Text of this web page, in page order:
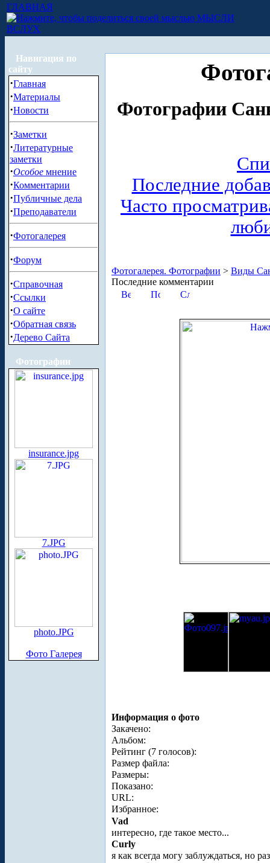
ГЛАВНАЯ
МЫСЛИ
ВСЛУХ
Навигация по
сайту
·Главная
·Материалы
·Новости
·Заметки
·Литературные
заметки
·Особое мнение
·Комментарии
·Публичные дела
·Преподаватели
·Фотогалерея
·Форум
·Справочная
·Ссылки
·О сайте
·Обратная связь
·Дерево Сайта
Фотографии
insurance.jpg
7.JPG
photo.JPG
Фото Галерея
Фотографии
Последние
Часто
Фотогалерея. Фотографии > Виды
Последние комментарии
Информация о фото
Закачено:
Альбом:
Рейтинг (7 голосов):
Размер файла:
Размеры:
Показано:
URL:
Избранное:
Vad
интересно, где такое место...
Curly
я как всегда могу заблуждаться, но